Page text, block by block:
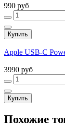
990 руб
Купить
Apple USB-C
3990 руб
Купить
Похожие